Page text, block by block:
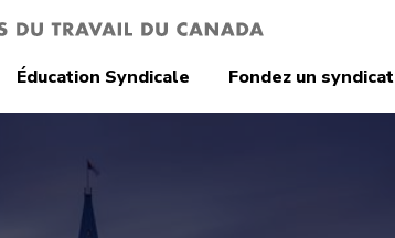
Éducation Syndicale Fondez un syndicat